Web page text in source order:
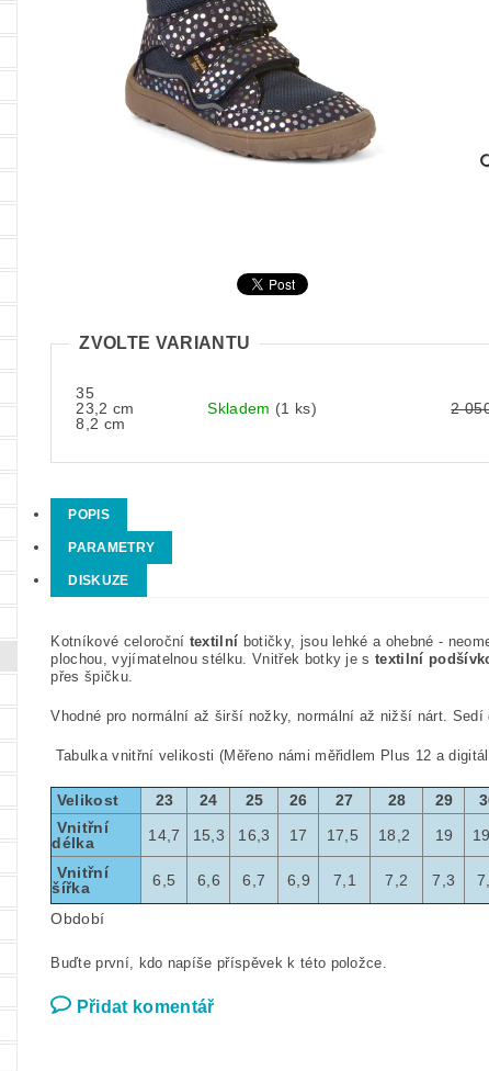
ZVOLTE VARIANTU
35
23,2 cm
8,2 cm
Skladem (1 ks) 2
POPIS
PARAMETRY
DISKUZE
Kotníkové celoroční textilní botičky, jsou lehké a ohebné -
plochou, vyjímatelnou stélku. Vnitřek botky je stextilní
přes špičku.
Vhodné pro normální až širší nožky, normální až nižší nárt. Sedí
Tabulka vnitřní velikosti (Měřeno námi měřidlem Plus 12 a
Velikost 23 24 25 26 27 28 29
Vnitřní
délka
14,7 15,3 16,3 17 17,5 18,2 19
Vnitřní
šířka
6,5 6,6 6,7 6,9 7,1 7,2 7,3
Období
Buďte první, kdo napíše příspěvek k této položce.
Přidat komentář